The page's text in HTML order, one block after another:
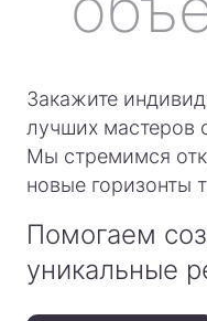
Закажите
лучших мастеров
Мы стремимся
новые горизонты
Помогаем
уникальные